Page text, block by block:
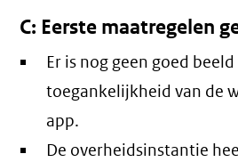
C: Eerste maatregelen
Er is nog geen goed
toegankelijkheid van de
app.
De overheidsinstantie